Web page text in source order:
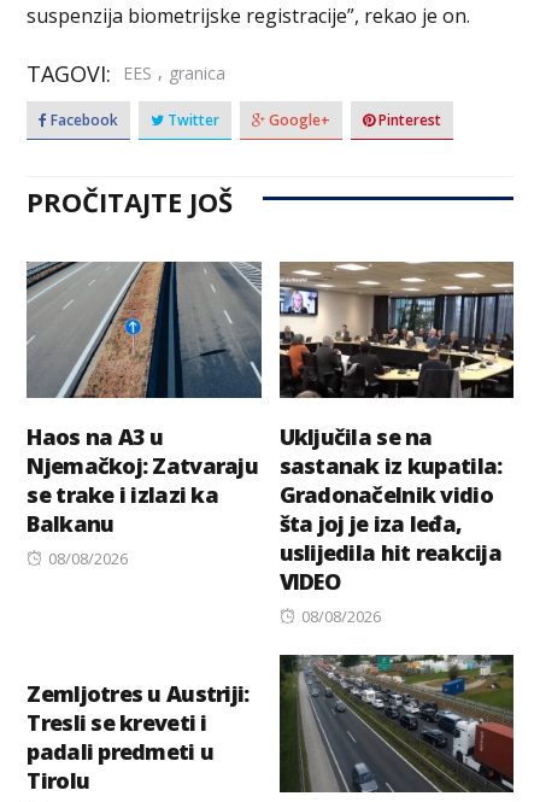
suspenzija biometrijske registracije”, rekao je on.
TAGOVI: EES , granica
Facebook Twitter Google+ Pinterest
PROČITAJTE JOŠ
Haos na A3 u
Njemačkoj: Zatvaraju
se trake i izlazi ka
Balkanu
Posted
08/08/2026
Uključila se na
sastanak iz kupatila:
Gradonačelnik vidio
šta joj je iza leđa,
uslijedila hit reakcija
VIDEO
Posted
08/08/2026
Zemljotres u Austriji:
Tresli se kreveti i
padali predmeti u
Tirolu